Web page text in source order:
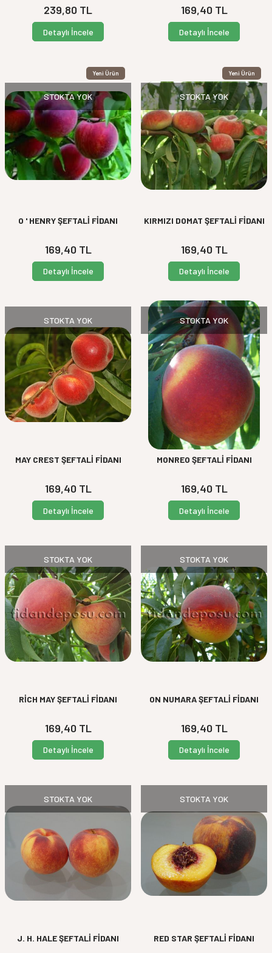
239,80 TL
Detaylı İncele
169,40TL
Detaylı İncele
Yeni Ürün
STOKTA YOK
O ' HENRY ŞEFTALİ FİDANI
169,40TL
Detaylı İncele
Yeni Ürün
STOKTA YOK
KIRMIZI DOMAT ŞEFTALİ FİDANI
169,40TL
Detaylı İncele
STOKTA YOK
MAY CREST ŞEFTALİ FİDANI
169,40TL
Detaylı İncele
STOKTA YOK
MONREO ŞEFTALİ FİDANI
169,40TL
Detaylı İncele
STOKTA YOK
RİCH MAY ŞEFTALİ FİDANI
169,40TL
Detaylı İncele
STOKTA YOK
ON NUMARA ŞEFTALİ FİDANI
169,40TL
Detaylı İncele
STOKTA YOK
J. H. HALE ŞEFTALİ FİDANI
STOKTA YOK
RED STAR ŞEFTALİ FİDANI